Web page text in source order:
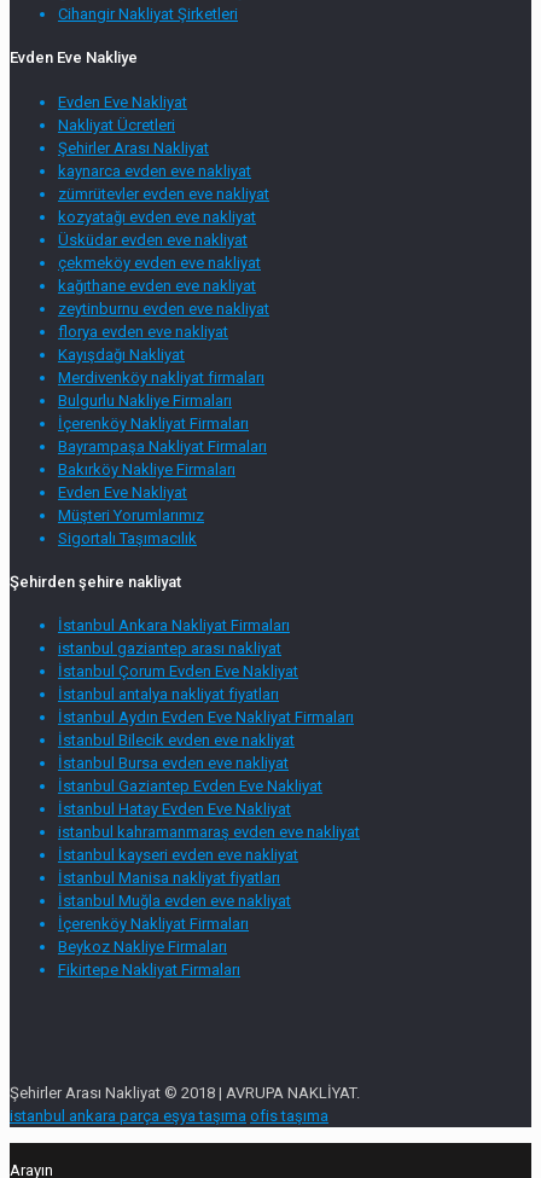
Cihangir Nakliyat Şirketleri
Evden Eve Nakliye
Evden Eve Nakliyat
Nakliyat Ücretleri
Şehirler Arası Nakliyat
kaynarca evden eve nakliyat
zümrütevler evden eve nakliyat
kozyatağı evden eve nakliyat
Üsküdar evden eve nakliyat
çekmeköy evden eve nakliyat
kağıthane evden eve nakliyat
zeytinburnu evden eve nakliyat
florya evden eve nakliyat
Kayışdağı Nakliyat
Merdivenköy nakliyat firmaları
Bulgurlu Nakliye Firmaları
İçerenköy Nakliyat Firmaları
Bayrampaşa Nakliyat Firmaları
Bakırköy Nakliye Firmaları
Evden Eve Nakliyat
Müşteri Yorumlarımız
Sigortalı Taşımacılık
Şehirden şehire nakliyat
İstanbul Ankara Nakliyat Firmaları
istanbul gaziantep arası nakliyat
İstanbul Çorum Evden Eve Nakliyat
İstanbul antalya nakliyat fiyatları
İstanbul Aydın Evden Eve Nakliyat Firmaları
İstanbul Bilecik evden eve nakliyat
İstanbul Bursa evden eve nakliyat
İstanbul Gaziantep Evden Eve Nakliyat
İstanbul Hatay Evden Eve Nakliyat
istanbul kahramanmaraş evden eve nakliyat
İstanbul kayseri evden eve nakliyat
İstanbul Manisa nakliyat fiyatları
İstanbul Muğla evden eve nakliyat
İçerenköy Nakliyat Firmaları
Beykoz Nakliye Firmaları
Fikirtepe Nakliyat Firmaları
Şehirler Arası Nakliyat © 2018 | AVRUPA NAKLİYAT.
istanbul ankara parça eşya taşıma ofis taşıma
Arayın